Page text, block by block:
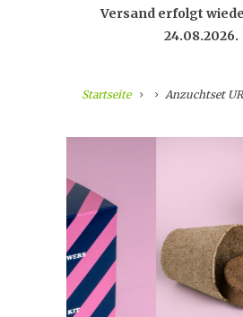
Versand erfolgt
24.08.2026.
Startseite Anzuchtset